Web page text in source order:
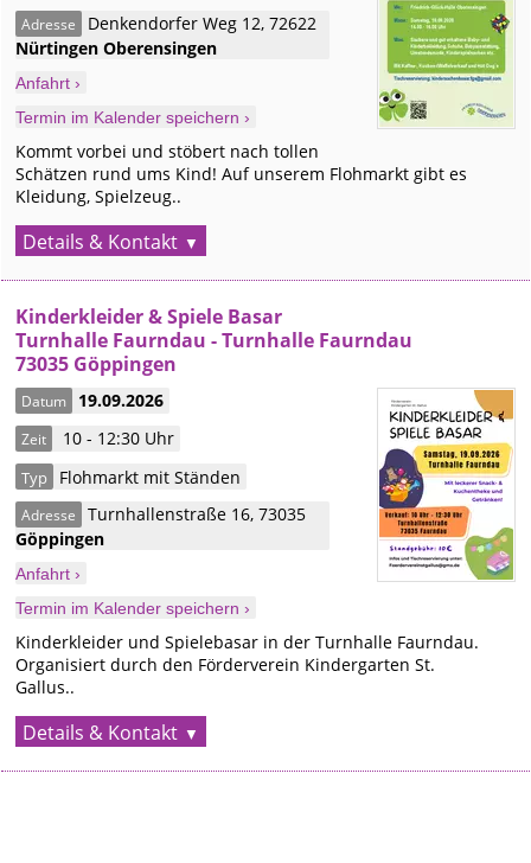
Adresse Denkendorfer Weg 12,72622
NürtingenOberensingen
Anfahrt ›
Termin im Kalender speichern ›
Kommt vorbei und stöbert nach tollen
Schätzen rund ums Kind! Auf unserem Flohmarkt gibt es
Kleidung, Spielzeug..
Details & Kontakt
Kinderkleider & Spiele Basar
Turnhalle Faurndau - Turnhalle Faurndau
73035 Göppingen
Datum 19.09.2026
Zeit 10 - 12:30 Uhr
Typ Flohmarkt mit Ständen
Adresse Turnhallenstraße 16,73035
Göppingen
Anfahrt ›
Termin im Kalender speichern ›
Kinderkleider und Spielebasar in der Turnhalle Faurndau.
Organisiert durch den Förderverein Kindergarten St.
Gallus..
Details & Kontakt